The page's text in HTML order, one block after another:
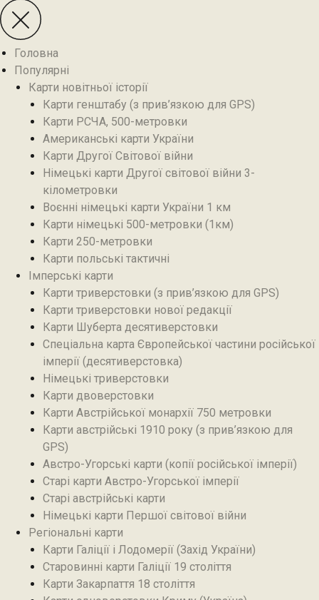
Головна
Популярні
Карти новітньої історії
Карти генштабу (з прив’язкою для GPS)
Карти РСЧА, 500-метровки
Американські карти України
Карти Другої Світової війни
Німецькі карти Другої світової війни 3-
кілометровки
Воєнні німецькі карти України 1 км
Карти німецькі 500-метровки (1км)
Карти 250-метровки
Карти польські тактичні
Імперські карти
Карти триверстовки (з прив’язкою для GPS)
Карти триверстовки нової редакції
Карти Шуберта десятиверстовки
Спеціальна карта Європейської частини російської
імперії (десятиверстовка)
Німецькі триверстовки
Карти двоверстовки
Карти Австрійської монархії 750 метровки
Карти австрійські 1910 року (з прив’язкою для
GPS)
Австро-Угорські карти (копії російської імперії)
Старі карти Австро-Угорської імперії
Старі австрійські карти
Німецькі карти Першої світової війни
Регіональні карти
Карти Галіції і Лодомерії (Захід України)
Старовинні карти Галіції 19 століття
Карти Закарпаття 18 століття